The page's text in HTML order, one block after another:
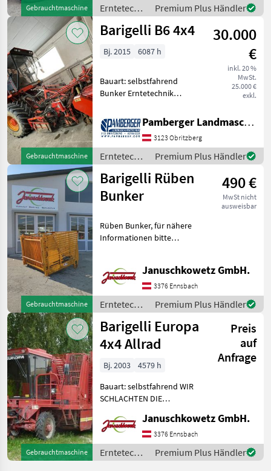
Gebrauchtmaschine
automatische Lenkung mit
Reihentas
Erntetechnik
Ackerbau /
Barigelli
Premium Plus Händler
Gebrauchtmaschine
Barigelli B6 4x4
30.000
€
inkl. 20 %
MwSt.
25.000 €
exkl.
Bj. 2015 6087 h
Bauart: selbstfahrend
Bunker Erntetechnik
Pamberger Landmaschinentechnik GmbH
3123 Obritzberg
Erntetechnik
Ackerbau /
Barigelli
Premium Plus Händler
Gebrauchtmaschine
Barigelli Rüben
Bunker
490 €
MwSt nicht
ausweisbar
Rüben Bunker, für nähere
Informationen bitte
Zustand! Angebot
freibleibend, Irrtümer,
Änderungen und Zwischen
Januschkowetz GmbH.
3376 Ennsbach
Erntetechnik
Ackerbau /
Barigelli
Premium Plus Händler
Gebrauchtmaschine
Barigelli Europa
4x4 Allrad
Preis
auf
Anfrage
Bj. 2003
4579 h
Bauart: selbstfahrend WIR
SCHLACHTEN DIE
Vorderräder sind schon
weg!!! Standort Ennsbach.
2-reihiger Rübenvollernter,
Tasträder, 8m3 Bun
Januschkowetz GmbH.
3376 Ennsbach
Erntetechnik
Ackerbau /
Premium Plus Händler